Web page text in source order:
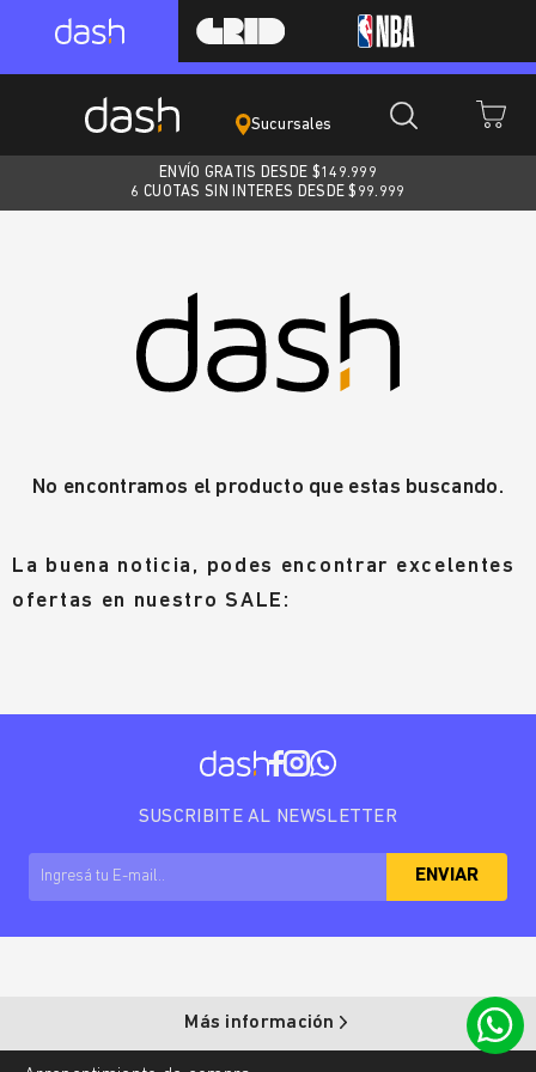
Sucursales
ENVÍO GRATIS DESDE $149.999
6 CUOTAS SIN INTERES DESDE $99.999
No encontramos el producto que estas buscando.
La buena noticia, podes encontrar excelentes
ofertas en nuestro SALE:
SUSCRIBITE AL NEWSLETTER
ENVIAR
Más información